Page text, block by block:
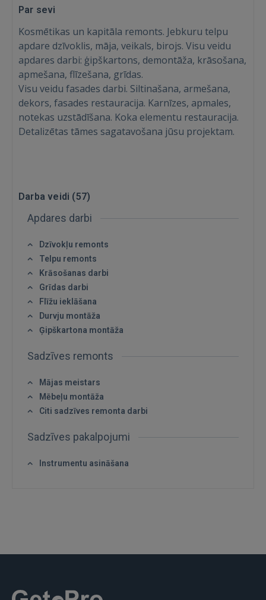
Ienākt
IENĀKT
Aizmirsāt paroli?
Par sevi
Kosmētikas un kapitāla remonts. Jebkuru telpu
apdare dzīvoklis, māja, veikals, birojs. Visu veidu
apdares darbi: ģipškartons, demontāža, krāsošana,
apmešana, flīzešana, grīdas.
Visu veidu fasades darbi. Siltinašana, armešana,
dekors, fasades restauracija. Karnīzes, apmales,
notekas uzstādīšana. Koka elementu restauracija.
Detalizētas tāmes sagatavošana jūsu projektam.
Darba veidi (57)
Apdares darbi
Dzīvokļu remonts
Telpu remonts
Krāsošanas darbi
Grīdas darbi
Flīžu ieklāšana
Durvju montāža
Ģipškartona montāža
Sadzīves remonts
Mājas meistars
Mēbeļu montāža
Citi sadzīves remonta darbi
Sadzīves pakalpojumi
Instrumentu asināšana